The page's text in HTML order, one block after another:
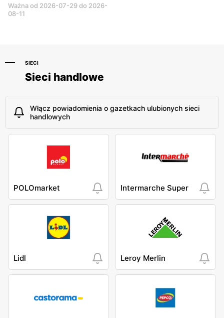
Ważna od 2026-07-29 do 2026-
08-11
SIECI
Sieci handlowe
Włącz powiadomienia o gazetkach ulubionych sieci
handlowych
POLOmarket Intermarche Super
Lidl Leroy Merlin